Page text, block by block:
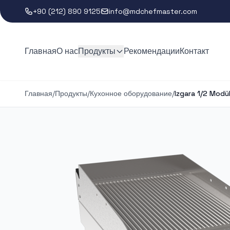
+90 (212) 890 9125 info@mdchefmaster.com
ГлавнаяО насПродукты РекомендацииКонтакт
Главная/Продукты/Кухонное оборудование/Izgara 1/2